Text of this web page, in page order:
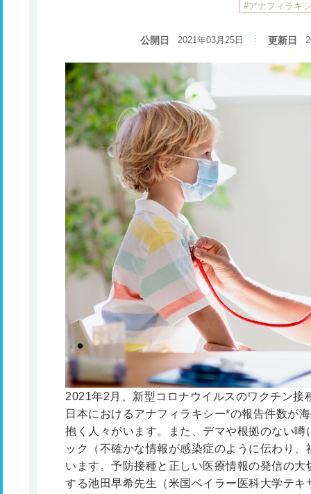
#アナフィラキ
公開日 2021年03月25日 更新日
2021年2月、新型コロナウイルスのワクチン接
日本におけるアナフィラキシー*の報告件数が
抱く人々がいます。また、デマや根拠のない
ック（不確かな情報が感染症のように伝わり
います。予防接種と正しい医療情報の発信の
する池田早希先生（米国ベイラー医科大学テ